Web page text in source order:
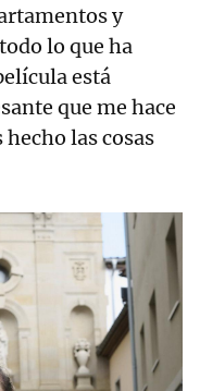
y
lo que ha
está
que me hace
las cosas